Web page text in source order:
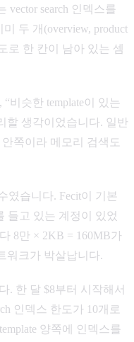
vector search 인덱스를
두 개(overview, product
로 한 칸이 남아 있는 셈
비슷한 template이 있는
할 생각이었습니다. 일반
쪽이라 메모리 검색도
였습니다. Fecit이 기본
들고 있는 계정이 있었
8만 × 2KB = 160MB가
워크가 박살납니다.
. 한 달 $8부터 시작해서
인덱스 한도가 10개로
양쪽에 인덱스를